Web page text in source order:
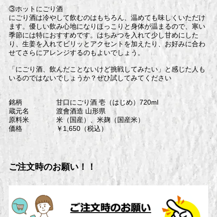
③ホットにごり酒
にごり酒は冷やして飲むのはもちろん、温めても味しくいただけ
ます。優しい飲み心地になりほっこりと身体が温まるので、寒い
季節には特におすすめです。はちみつを入れて少し甘めにした
り、生姜を入れてビリッとアクセントを加えたり、お好みに合わ
せてさらにアレンジするのもよいでしょう。
「にごり酒、飲んだことないけど挑戦してみたい」と感じた人も
いるのではないでしょうか？ぜひ試してみてください
銘柄 甘口にごり酒 壱（はじめ）720ml
蔵元名 渡會酒造 山形県
原料米 米（国産）、米麹（国産米）
価格 ￥1,650（税込）
ご注文時のお願い！！